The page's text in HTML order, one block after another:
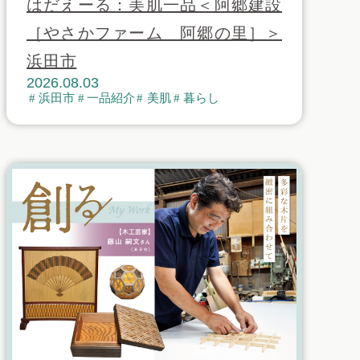
はだえーる：美肌一品＜阿郷建設
［やさかファーム 阿郷の里］＞
浜田市
2026.08.03
浜田市 一品紹介 美肌 暮らし